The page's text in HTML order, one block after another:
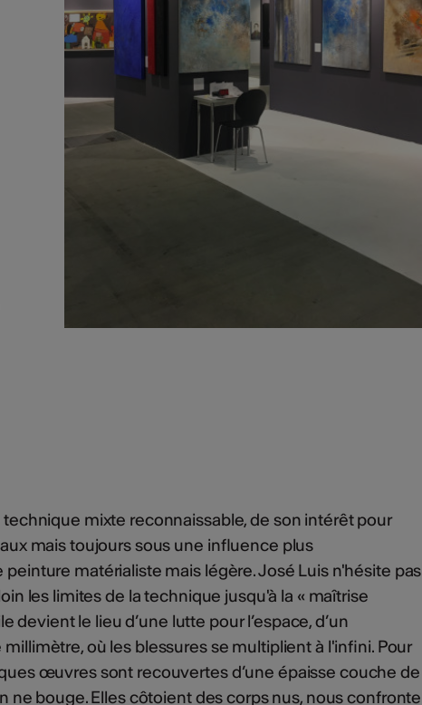
mixte reconnaissable, de son intérêt pour
mais toujours sous une influence plus
matérialiste mais légère. José Luis n'hésite pas
les limites de la technique jusqu'à la « maîtrise
devient le lieu d’une lutte pour l’espace, d’un
où les blessures se multiplient à l'infini. Pour
œuvres sont recouvertes d’une épaisse couche de
ne bouge. Elles côtoient des corps nus, nous confronte